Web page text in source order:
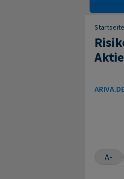
Startseite
A-